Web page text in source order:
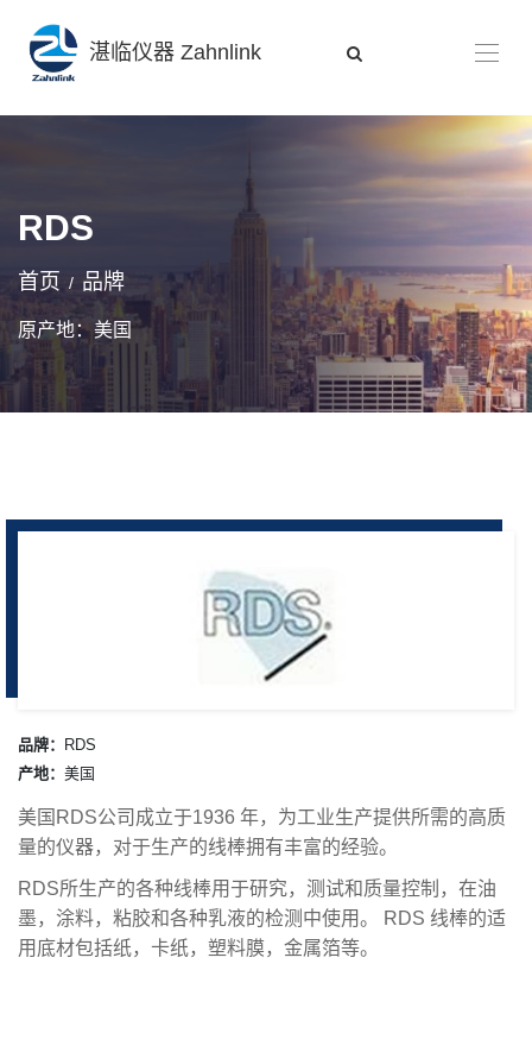
湛临仪器 Zahnlink
RDS
首页 品牌
原产地：美国
品牌：
RDS
产地： 美国
美国RDS公司成立于1936 年，为工业生产提供所需的高质
量的仪器，对于生产的线棒拥有丰富的经验。
RDS所生产的各种线棒用于研究，测试和质量控制，在油
墨，涂料，粘胶和各种乳液的检测中使用。 RDS 线棒的适
用底材包括纸，卡纸，塑料膜，金属箔等。